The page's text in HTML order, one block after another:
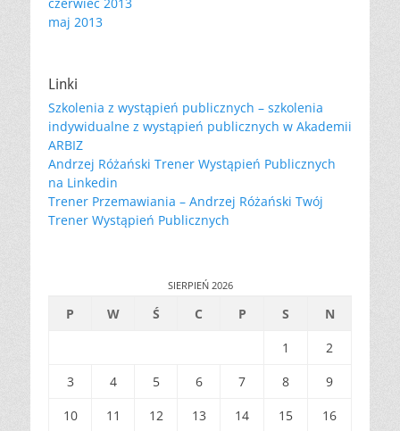
maj 2013
Linki
Szkolenia z wystąpień publicznych – szkolenia
indywidualne z wystąpień publicznych w Akademii
ARBIZ
Andrzej Różański Trener Wystąpień Publicznych
na Linkedin
Trener Przemawiania – Andrzej Różański Twój
Trener Wystąpień Publicznych
SIERPIEŃ 2026
P W Ś C P S
N
1
2
3
4 5 6 7 8
9
10
11 12 13 14 15
16